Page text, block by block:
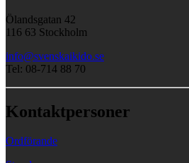
Ölandsgatan 42
116 63 Stockholm
info@svenskaikido.se
Tel: 08-714 88 70
Kontaktpersoner
Ordförande